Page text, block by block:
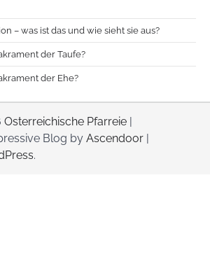
– was ist das und wie sieht sie aus?
der Taufe?
der Ehe?
Osterreichische Pfarreie
Blog by Ascendoor
.